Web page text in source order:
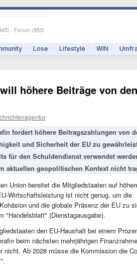
) · Forum (953)
Lose Lifestyle WIN
höhere Beiträge von den
fordert höhere Beitragszahlungen von
und Sicherheit der EU zu
für den Schuldendienst verwendet
aktuellen geopolitischen Kontext nicht
Union bereitet die Mitgliedstaaten auf
Wirtschaftsleistung ist nicht genug, um die
und die globale Präsenz der EU zu
"Handelsblatt" (Dienstagausgabe).
den EU-Haushalt bei einem
beim nächsten mehrjährigen
nicht. Ab 2028 müsse die Kommission die